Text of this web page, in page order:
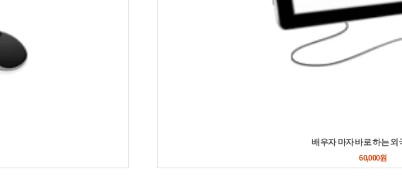
배우자 마자 바로 하는 외
60,000원